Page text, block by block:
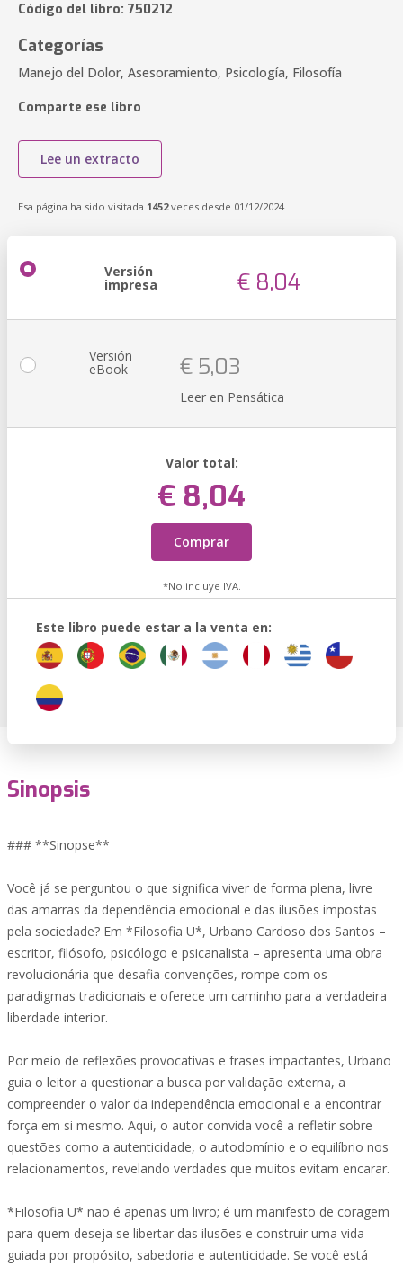
Código del libro: 750212
Categorías
Manejo del Dolor, Asesoramiento, Psicología, Filosofía
Comparte ese libro
Lee un extracto
Esa página ha sido visitada 1452veces desde 01/12/2024
Versión
impresa € 8,04
Versión
eBook € 5,03
Leer en Pensática
Valor total:
€ 8,04
Comprar
*No incluye IVA.
Este libro puede estar a la venta en:
Sinopsis
### **Sinopse**
Você já se perguntou o que significa viver de forma plena, livre
das amarras da dependência emocional e das ilusões impostas
pela sociedade? Em *Filosofia U*, Urbano Cardoso dos Santos –
escritor, filósofo, psicólogo e psicanalista – apresenta uma obra
revolucionária que desafia convenções, rompe com os
paradigmas tradicionais e oferece um caminho para a verdadeira
liberdade interior.
Por meio de reflexões provocativas e frases impactantes, Urbano
guia o leitor a questionar a busca por validação externa, a
compreender o valor da independência emocional e a encontrar
força em si mesmo. Aqui, o autor convida você a refletir sobre
questões como a autenticidade, o autodomínio e o equilíbrio nos
relacionamentos, revelando verdades que muitos evitam encarar.
*Filosofia U* não é apenas um livro; é um manifesto de coragem
para quem deseja se libertar das ilusões e construir uma vida
guiada por propósito, sabedoria e autenticidade. Se você está